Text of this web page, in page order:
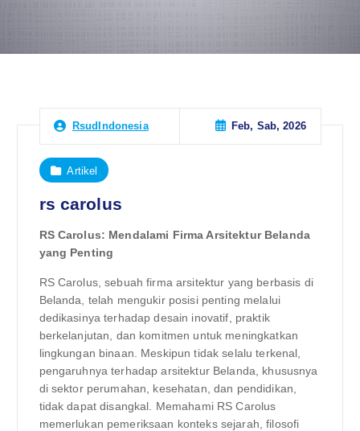
RsudIndonesia Feb, Sab, 2026
Artikel
rs carolus
RS Carolus: Mendalami Firma Arsitektur Belanda
yang Penting
RS Carolus, sebuah firma arsitektur yang berbasis di
Belanda, telah mengukir posisi penting melalui
dedikasinya terhadap desain inovatif, praktik
berkelanjutan, dan komitmen untuk meningkatkan
lingkungan binaan. Meskipun tidak selalu terkenal,
pengaruhnya terhadap arsitektur Belanda, khususnya
di sektor perumahan, kesehatan, dan pendidikan,
tidak dapat disangkal. Memahami RS Carolus
memerlukan pemeriksaan konteks sejarah, filosofi